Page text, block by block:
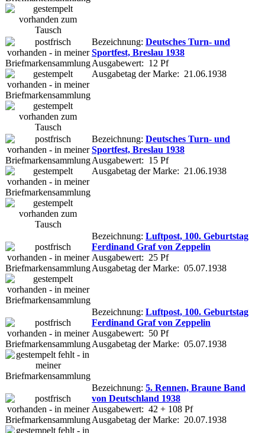
Bezeichnung: Deutsches Turn- und
Sportfest, Breslau 1938
Ausgabewert: 12 Pf
Ausgabetag der Marke: 21.06.1938
Bezeichnung: Deutsches Turn- und
Sportfest, Breslau 1938
Ausgabewert: 15 Pf
Ausgabetag der Marke: 21.06.1938
Bezeichnung: Luftpost, 100. Geburtstag
Ferdinand Graf von Zeppelin
Ausgabewert: 25 Pf
Ausgabetag der Marke: 05.07.1938
Bezeichnung: Luftpost, 100. Geburtstag
Ferdinand Graf von Zeppelin
Ausgabewert: 50 Pf
Ausgabetag der Marke: 05.07.1938
Bezeichnung: 5. Rennen, Braune Band
von Deutschland 1938
Ausgabewert: 42 + 108 Pf
Ausgabetag der Marke: 20.07.1938